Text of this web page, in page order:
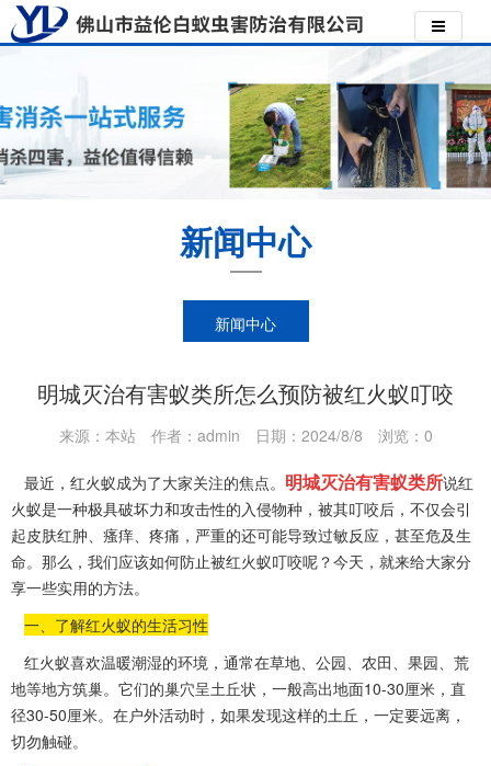
新闻中心
新闻中心
明城灭治有害蚁类所怎么预防被红火蚁叮咬
来源：本站 作者：admin 日期：2024/8/8 浏览： 0
最近，红火蚁成为了大家关注的焦点。 明城灭治有害蚁类所说红
火蚁是一种极具破坏力和攻击性的入侵物种，被其叮咬后，不仅会引
起皮肤红肿、瘙痒、疼痛，严重的还可能导致过敏反应，甚至危及生
命。那么，我们应该如何防止被红火蚁叮咬呢？今天，就来给大家分
享一些实用的方法。
一、了解红火蚁的生活习性
红火蚁喜欢温暖潮湿的环境，通常在草地、公园、农田、果园、荒
地等地方筑巢。它们的巢穴呈土丘状，一般高出地面10-30厘米，直
径30-50厘米。在户外活动时，如果发现这样的土丘，一定要远离，
切勿触碰。